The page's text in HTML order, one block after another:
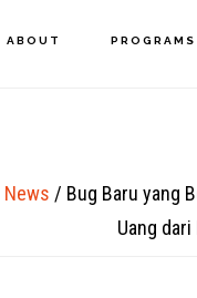
ABOUT PROGRAMS
News / Bug Baru yang
Uang dari